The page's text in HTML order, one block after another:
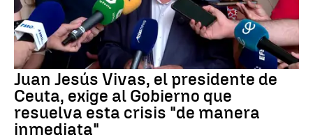
Juan Jesús Vivas, el presidente de
Ceuta, exige al Gobierno que
resuelva esta crisis "de manera
inmediata"